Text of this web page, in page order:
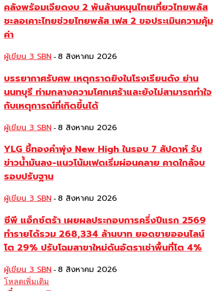
คลังพร้อมเจียดงบ 2 พันล้านหนุนไทยเที่ยวไทยพลัส
ชะลอเคาะไทยช่วยไทยพลัส เฟส 2 ขอประเมินความคุ้ม
ค่า
ผู้เขียน 3 SBN - 8 สิงหาคม 2026
บรรยากาศรับศพ เหตุกราดยิงในโรงเรียนดัง ย่าน
นนทบุรี ท่ามกลางความโศกเศร้าและยังไม่สามารถทำใจ
กับเหตุการณ์ที่เกิดขึ้นได้
ผู้เขียน 3 SBN - 8 สิงหาคม 2026
YLG ชี้ทองคำพุ่ง New High ในรอบ 7 สัปดาห์ รับ
ข่าวน้ำมันลง-แนวโน้มเฟดเริ่มผ่อนคลาย คาดใกล้จบ
รอบปรับฐาน
ผู้เขียน 3 SBN - 8 สิงหาคม 2026
ซีพี แอ็กซ์ตร้า เผยผลประกอบการครึ่งปีแรก 2569
ทำรายได้รวม 268,334 ล้านบาท ยอดขายออนไลน์
โต 29% ปรับโฉมสาขาใหม่ดันอัตราเช่าพื้นที่โต 4%
ผู้เขียน 3 SBN - 8 สิงหาคม 2026
โหลดเพิ่มเติม